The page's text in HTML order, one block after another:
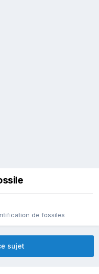
de fossiles
sujet